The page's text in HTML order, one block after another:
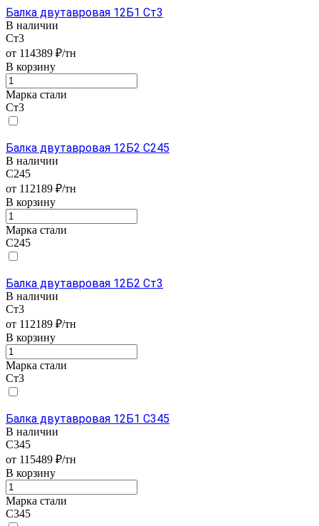
Балка двутавровая 12Б1 Ст3
В наличии
Ст3
от 114389 ₽/тн
В корзину
Марка стали
Ст3
Балка двутавровая 12Б2 С245
В наличии
С245
от 112189 ₽/тн
В корзину
Марка стали
С245
Балка двутавровая 12Б2 Ст3
В наличии
Ст3
от 112189 ₽/тн
В корзину
Марка стали
Ст3
Балка двутавровая 12Б1 С345
В наличии
С345
от 115489 ₽/тн
В корзину
Марка стали
С345